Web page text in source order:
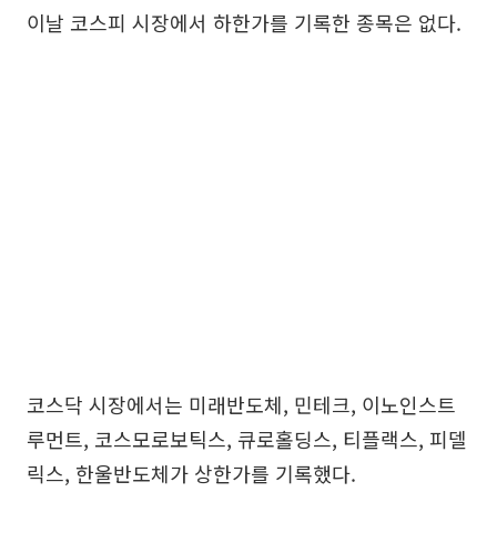
이날 코스피 시장에서 하한가를 기록한 종목은 없다.
코스닥 시장에서는 미래반도체, 민테크, 이노인스트
루먼트, 코스모로보틱스, 큐로홀딩스, 티플랙스, 피델
릭스, 한울반도체가 상한가를 기록했다.